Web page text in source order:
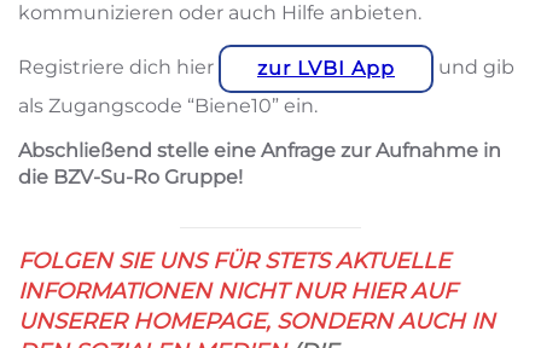
kommunizieren oder auch Hilfe anbieten.
Registriere dich hier zur LVBI App
und gib
als Zugangscode “Biene10” ein.
Abschließend stelle eine Anfrage zur Aufnahme in
die BZV-Su-Ro Gruppe!
FOLGEN SIE UNS FÜR STETS AKTUELLE
INFORMATIONEN NICHT NUR HIER AUF
UNSERER HOMEPAGE, SONDERN AUCH IN